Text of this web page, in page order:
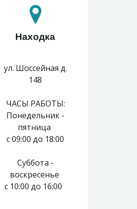
ул. Шоссейная д.
148
ЧАСЫ РАБОТЫ:
Понедельник -
пятница
с 09:00 до 18:00
Суббота -
воскресенье
с 10:00 до 16:00
Находка